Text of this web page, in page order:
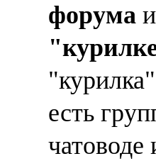
форума
есть
чатоводе